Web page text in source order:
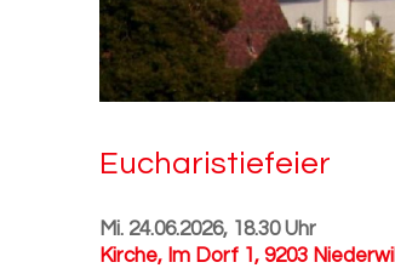
Eu­cha­ris­tie­fei­er
Mi. 24.06.2026, 18.30 Uhr
Kirche, Im Dorf 1, 9203 Niederwil